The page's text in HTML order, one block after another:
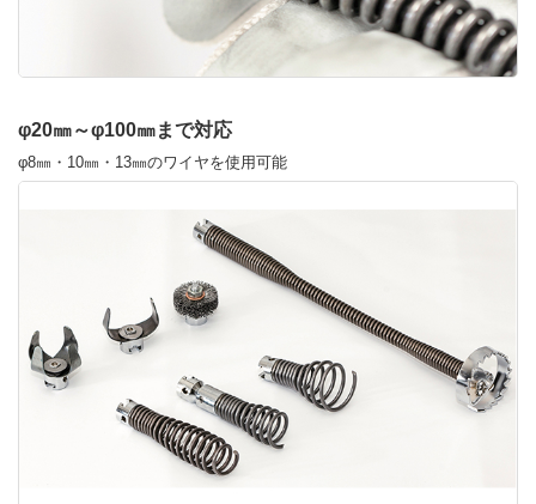
φ20㎜～φ100㎜まで対応
φ8㎜・10㎜・13㎜のワイヤを使用可能